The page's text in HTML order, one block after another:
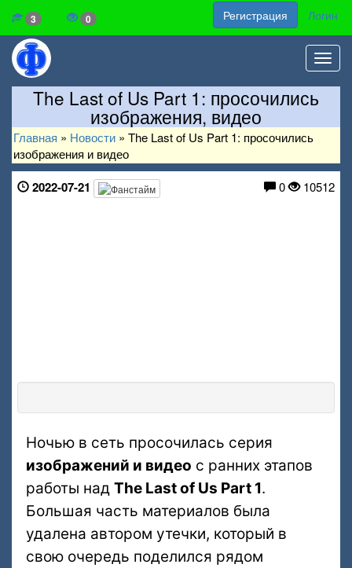
3 0 Регистрация Логин
The Last of Us Part 1: просочились
изображения, видео
Главная » Новости » The Last of Us Part 1: просочились
изображения и видео
2022-07-21 0 10512
Ночью в сеть просочилась серия
изображений и видео с ранних этапов
работы над The Last of Us Part 1.
Большая часть материалов была
удалена автором утечки, который в
свою очередь поделился рядом